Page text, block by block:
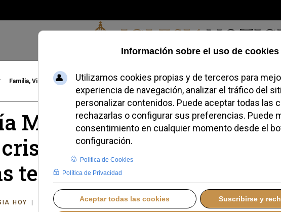
Jueves, 06 de agosto de 2026
Familia, Vida, Identidad Credofobiómetro Blogs Temas Buscar
Metropolitana prohíbe
en Londres para
tensiones religiosas
HOY DOMINGO, 25 ENERO 2026 13:25